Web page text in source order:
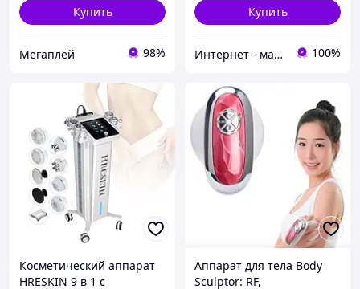
Купить
Мегаплей 98%
Купить
Интернет - магазин "SUPER LADY" Косметологические аппараты и средства омоложения 100%
Косметический аппарат
HRESKIN 9 в 1 с
Аппарат для тела Body
Sculptor: RF,